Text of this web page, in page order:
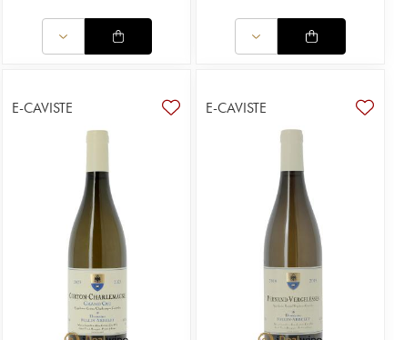
E-CAVISTE E-CAVISTE